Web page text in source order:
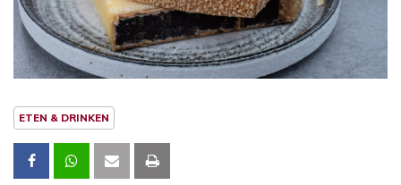
ETEN & DRINKEN